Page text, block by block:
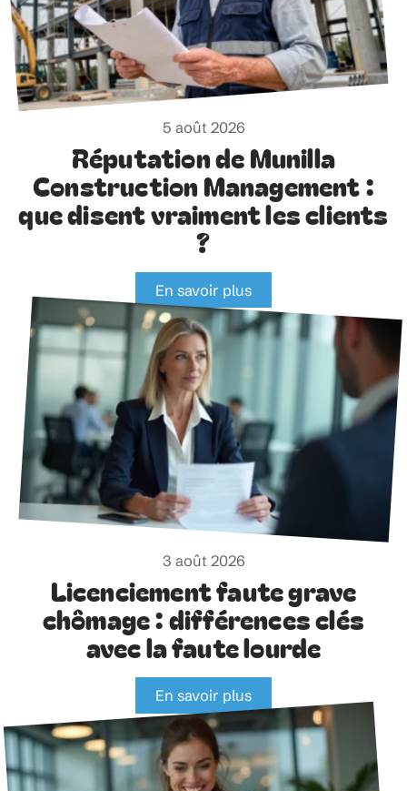
5 août 2026
Réputation de Munilla
Construction Management :
que disent vraiment les clients
?
En savoir plus
3 août 2026
Licenciement faute grave
chômage : différences clés
avec la faute lourde
En savoir plus